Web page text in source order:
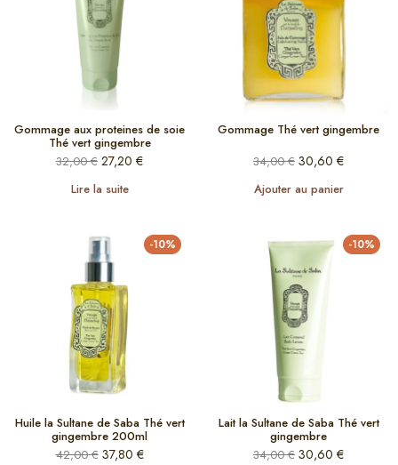
Gommage aux proteines de soie
Thé vert gingembre
32,00€ 27,20 €
Lire la suite
Gommage Thé vert gingembre
34,00€ 30,60 €
Ajouter au panier
-10%
Huile la Sultane de Saba Thé vert
gingembre 200ml
42,00€ 37,80 €
-10%
Lait la Sultane de Saba Thé vert
gingembre
34,00€ 30,60 €